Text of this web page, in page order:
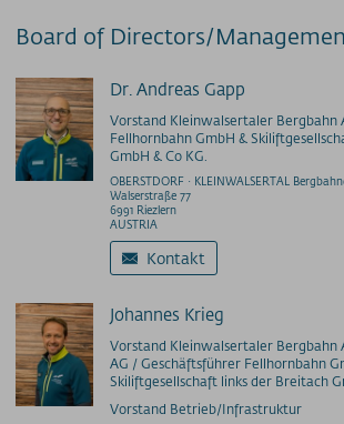
Hunde am Berg
Newsletter
Videos
Weather
Webcams
PRICE INFORMATION
Prices - Fellhorn/Kanzelwand
Prices - Söllereckbahn
Prices - Walmendingerhorn Cable Car
Prices - Heuberg
Board of Directors/
Dr. Andreas Gapp
Vorstand Kleinwalsertaler Bergbahn
Fellhornbahn GmbH &
GmbH & Co KG.
OBERSTDORF · KLEINWALSERTAL
Walserstraße 77
6991 Riezlern
AUSTRIA
Kontakt
Johannes Krieg
Vorstand Kleinwalsertaler Bergbahn
AG / Geschäftsführer Fellhornbahn
Skiliftgesellschaft links der Breitach
Vorstand Betrieb/Infrastruktur